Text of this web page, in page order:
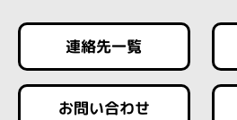
連絡先一覧
お問い合わせ